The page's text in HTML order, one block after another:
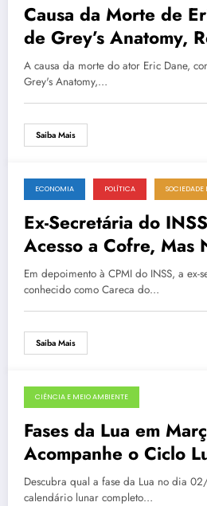
Causa da Morte de
de Grey’s Anatomy,
Esclerose Lateral
A causa da morte do ator Eric Dane,
Grey's Anatomy,…
Saiba Mais
3 de março de 2026
ECONOMIA POLÍTICA SOCIEDADE
Ex-Secretária do
Acesso a Cofre, Mas
Pagamento de
Em depoimento à CPMI do INSS, a ex-
conhecido como Careca do…
Saiba Mais
3 de março de 2026
CIÊNCIA E MEIO AMBIENTE
Fases da Lua em
Acompanhe o Ciclo
Descubra qual a fase da Lua no dia
calendário lunar completo…